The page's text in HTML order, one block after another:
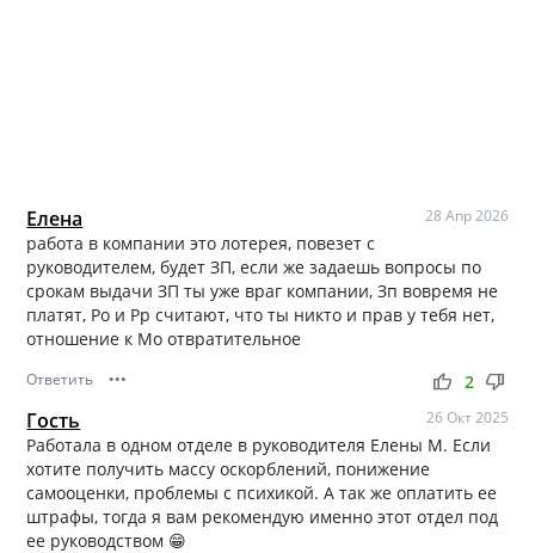
Построй свое будущее вместе с «BAUER»!
Елена 28 Апр 2026
работа в компании это лотерея, повезет с
руководителем, будет ЗП, если же задаешь вопросы по
срокам выдачи ЗП ты уже враг компании, Зп вовремя не
платят, Ро и Рр считают, что ты никто и прав у тебя нет,
отношение к Мо отвратительное
Ответить ••• thumb_up thumb_down
2
Гость 26 Окт 2025
Работала в одном отделе в руководителя Елены М. Если
хотите получить массу оскорблений, понижение
самооценки, проблемы с психикой. А так же оплатить ее
штрафы, тогда я вам рекомендую именно этот отдел под
ее руководством 😁